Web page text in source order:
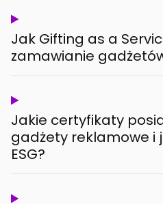
Jak Gifting as a
zamawianie
Jakie certyfikaty
gadżety reklamowe i
ESG?